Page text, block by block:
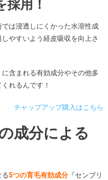
採用！
では浸透しにくかった水溶性成
やすいよう経皮吸収を向上さ
に含まれる有効成分やその他多
れるんです！
チャップアップ購入はこちら
成分による
る5つの育毛有効成分『センブリ